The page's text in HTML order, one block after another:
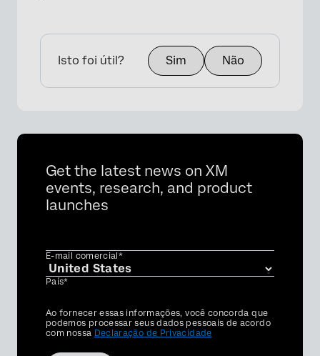
Isto foi útil? Sim Não
Get the latest news on XM
events, research, and product
launches
E-mail comercial*
País*
Privacy
Optin
Ao fornecer essas informações, você concorda que
podemos processar seus dados pessoais de acordo
com nossa Declaração de Privacidade